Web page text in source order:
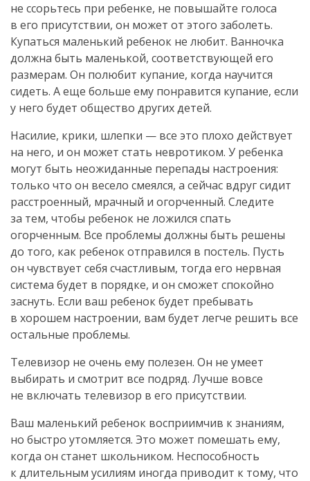
не ссорьтесь при ребенке, не повышайте голоса
в его присутствии, он может от этого заболеть.
Купаться маленький ребенок не любит. Ванночка
должна быть маленькой, соответствующей его
размерам. Он полюбит купание, когда научится
сидеть. А еще больше ему понравится купание, если
у него будет общество других детей.
Насилие, крики, шлепки — все это плохо действует
на него, и он может стать невротиком. У ребенка
могут быть неожиданные перепады настроения:
только что он весело смеялся, а сейчас вдруг сидит
расстроенный, мрачный и огорченный. Следите
за тем, чтобы ребенок не ложился спать
огорченным. Все проблемы должны быть решены
до того, как ребенок отправился в постель. Пусть
он чувствует себя счастливым, тогда его нервная
система будет в порядке, и он сможет спокойно
заснуть. Если ваш ребенок будет пребывать
в хорошем настроении, вам будет легче решить все
остальные проблемы.
Телевизор не очень ему полезен. Он не умеет
выбирать и смотрит все подряд. Лучше вовсе
не включать телевизор в его присутствии.
Ваш маленький ребенок восприимчив к знаниям,
но быстро утомляется. Это может помешать ему,
когда он станет школьником. Неспособность
к длительным усилиям иногда приводит к тому, что